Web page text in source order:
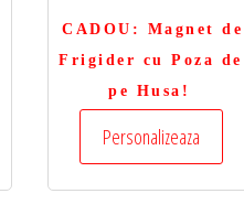
CADOU : Magnet de
Frigider cu Poza de
pe Husa!
Personalizeaza